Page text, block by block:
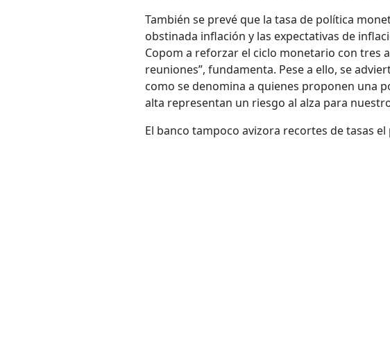
También se prevé que la tasa de política
obstinada inflación y las expectativas de
Copom a reforzar el ciclo monetario con tres
reuniones”, fundamenta. Pese a ello, se
como se denomina a quienes proponen una
alta representan un riesgo al alza para
El banco tampoco avizora recortes de tasas